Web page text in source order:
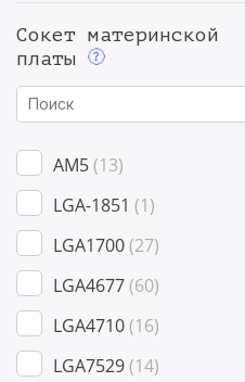
M-DNO Type 2
M-FLW like 1
MGX 1
Micro-ATX
Mini-ITX 3
Mirco-ATX 2
Proprietary 55
Proprietary T-shape
Сокет материнской
платы
AM5 13
LGA-1851
1
LGA1700 27
LGA4677 60
LGA4710 16
LGA7529 14